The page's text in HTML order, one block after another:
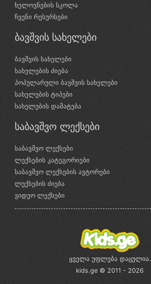
ხელოვნების სკოლა
ჩვენი რესურსები
ბავშვის სახელები
ბავშვის სახელები
სახელების ძიება
პოპულარული ბავშვის სახელები
სახელების ტიპები
სახელების დამატება
საბავშვო ლექსები
საბავშვო ლექსები
ლექსების კატეგორიები
საბავშვო ლექსების ავტორები
ლექსების ძიება
ვიდეო ლექსები
ყველა უფლება დაცულია.
kids.ge © 2011 - 2026